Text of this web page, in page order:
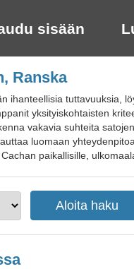
sisään
Ranska
ihanteellisia tuttavuuksia,
yksityiskohtaisten
vakavia suhteita
luomaan
paikallisille,